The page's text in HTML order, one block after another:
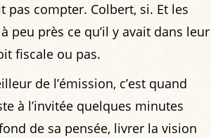
pas compter. Colbert, si. Et les
peu près ce qu’il y avait dans leur
fiscale ou pas.
de l’émission, c’est quand
à l’invitée quelques minutes
de sa pensée, livrer la vision